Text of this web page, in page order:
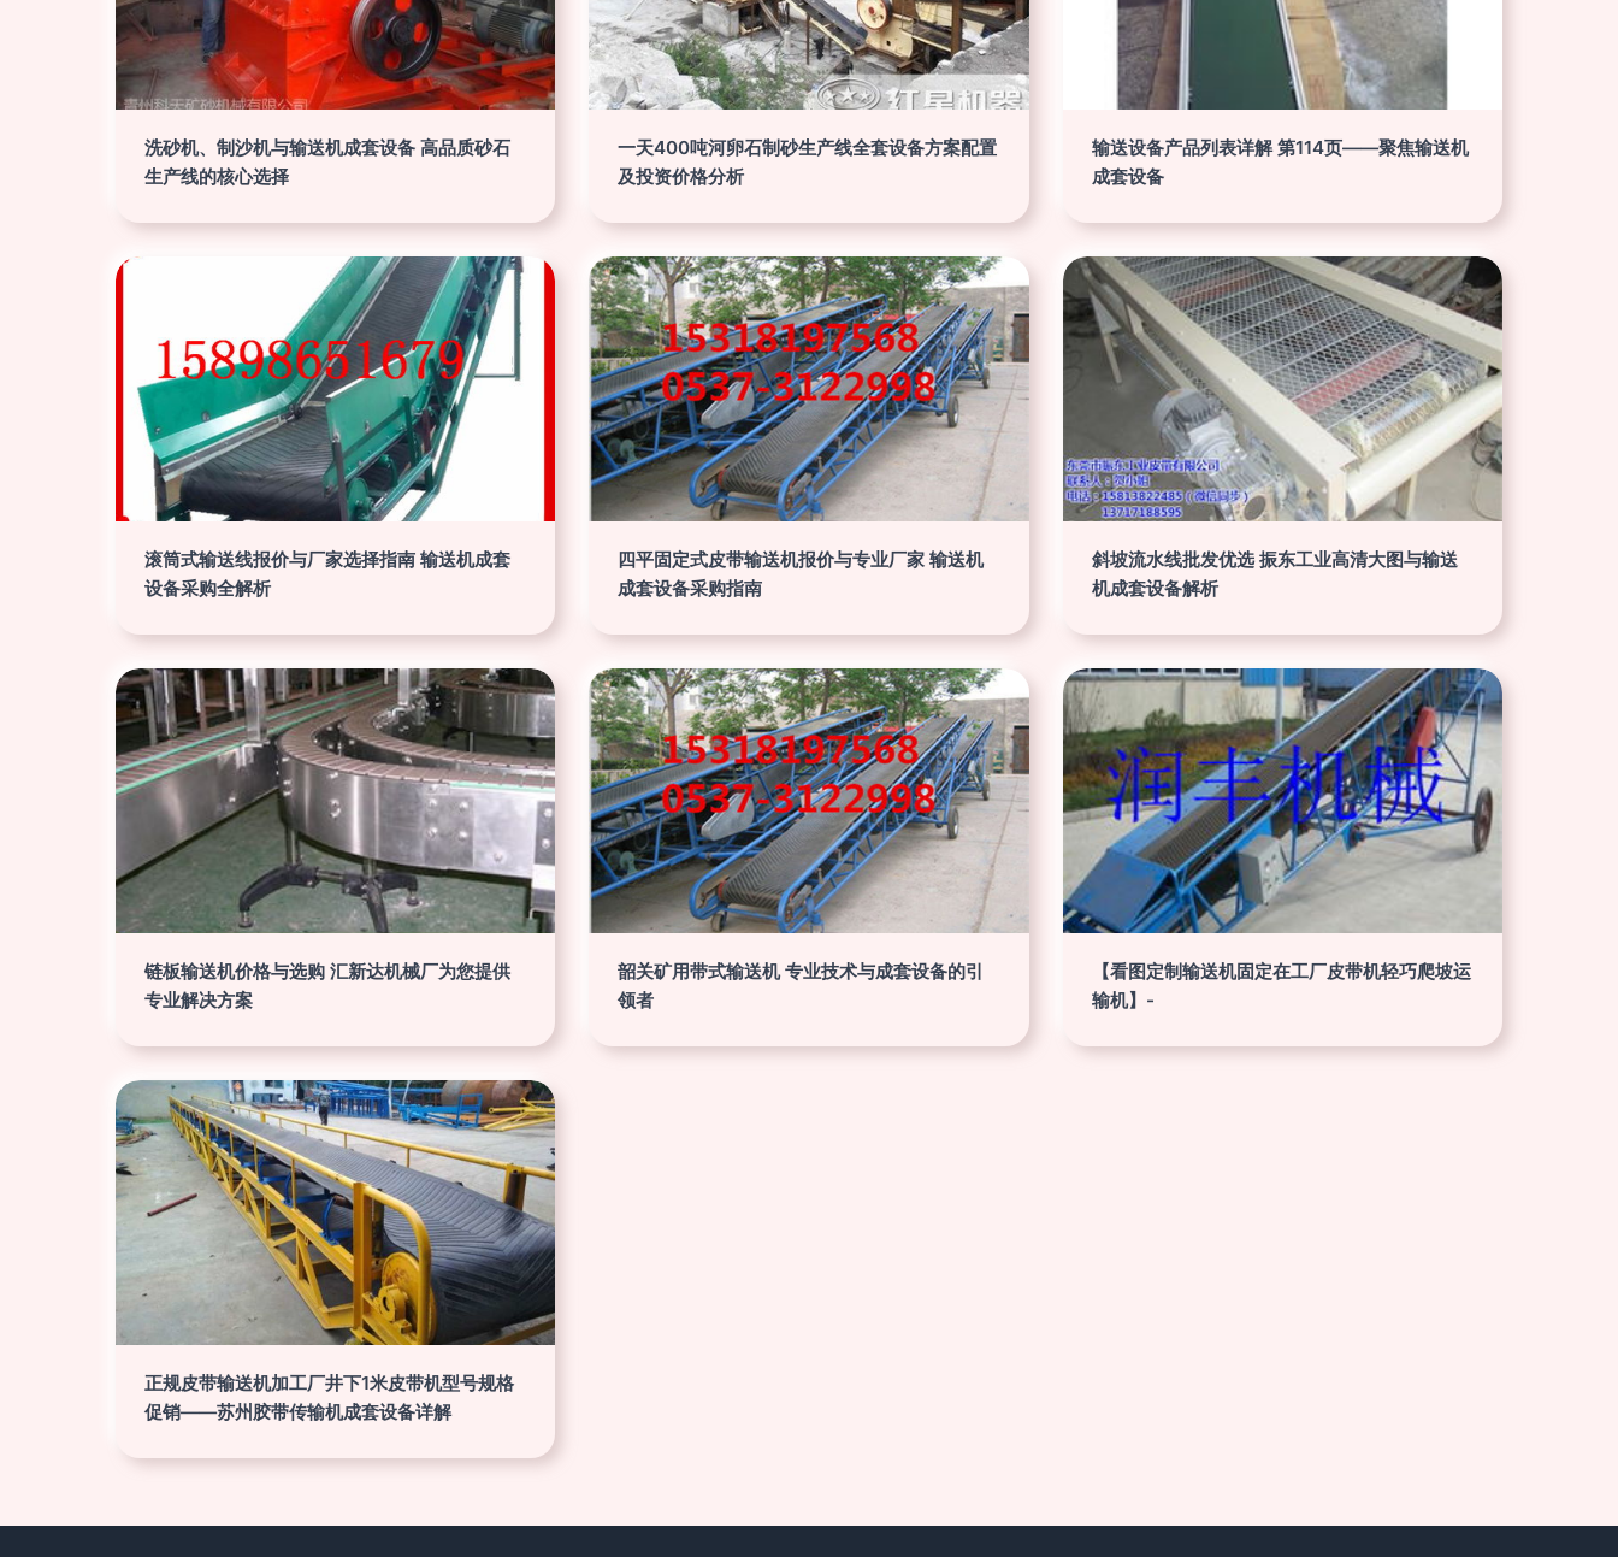
洗砂机、制沙机与输送机成套设备 高品质砂石
生产线的核心选择
一天400吨河卵石制砂生产线全套设备方案配置
及投资价格分析
输送设备产品列表详解 第114页——聚焦输送机
成套设备
滚筒式输送线报价与厂家选择指南 输送机成套
设备采购全解析
四平固定式皮带输送机报价与专业厂家 输送机
成套设备采购指南
斜坡流水线批发优选 振东工业高清大图与输送
机成套设备解析
链板输送机价格与选购 汇新达机械厂为您提供
专业解决方案
韶关矿用带式输送机 专业技术与成套设备的引
领者
【看图定制输送机固定在工厂皮带机轻巧爬坡运
输机】-
正规皮带输送机加工厂井下1米皮带机型号规格
促销——苏州胶带传输机成套设备详解